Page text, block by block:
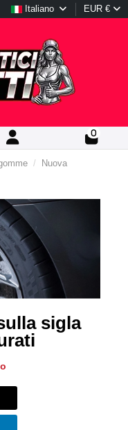
Italiano EUR €
0
Nuova
sigla